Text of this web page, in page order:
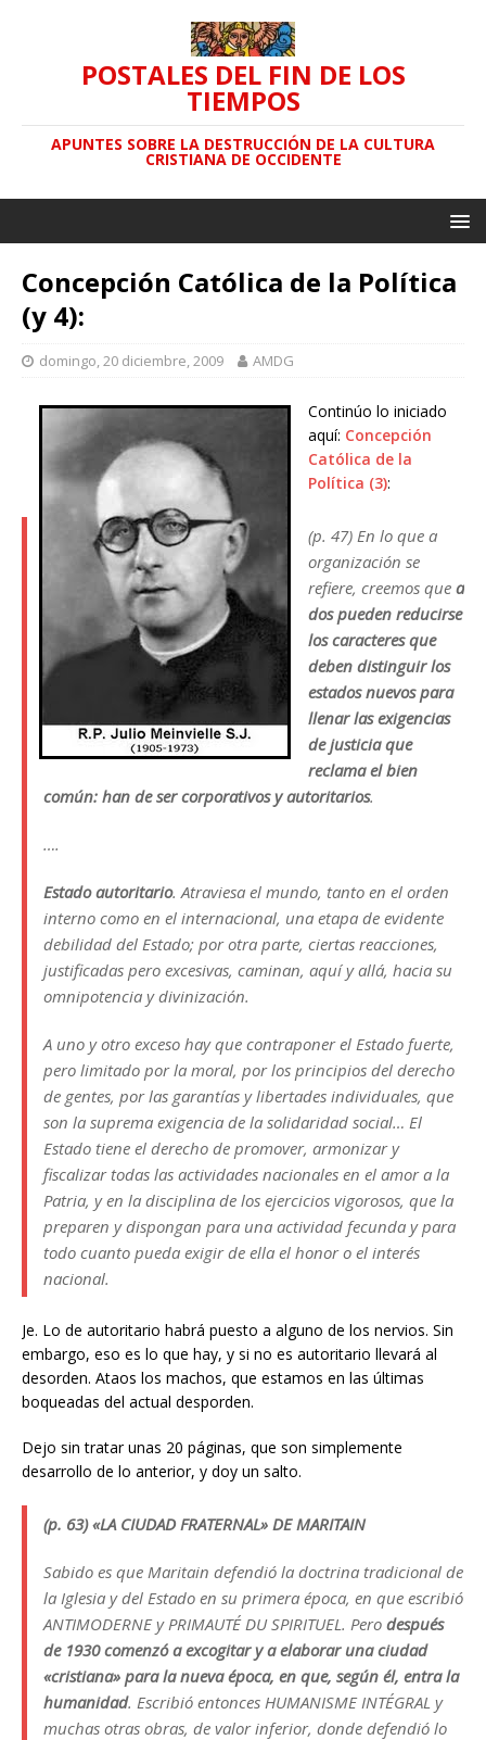
POSTALES DEL FIN DE LOS
TIEMPOS
APUNTES SOBRE LA DESTRUCCIÓN DE LA CULTURA
CRISTIANA DE OCCIDENTE
Concepción Católica de la Política
(y 4):
domingo, 20 diciembre, 2009 AMDG
Continúo lo iniciado
aquí: Concepción
Católica de la
Política (3):
(p. 47) En lo que a
organización se
refiere, creemos que a
dos pueden reducirse
los caracteres que
deben distinguir los
estados nuevos para
llenar las exigencias
de justicia que
reclama el bien
común: han de ser corporativos y autoritarios.
….
Estado autoritario. Atraviesa el mundo, tanto en el orden
interno como en el internacional, una etapa de evidente
debilidad del Estado; por otra parte, ciertas reacciones,
justificadas pero excesivas, caminan, aquí y allá, hacia su
omnipotencia y divinización.
A uno y otro exceso hay que contraponer el Estado fuerte,
pero limitado por la moral, por los principios del derecho
de gentes, por las garantías y libertades individuales, que
son la suprema exigencia de la solidaridad social… El
Estado tiene el derecho de promover, armonizar y
fiscalizar todas las actividades nacionales en el amor a la
Patria, y en la disciplina de los ejercicios vigorosos, que la
preparen y dispongan para una actividad fecunda y para
todo cuanto pueda exigir de ella el honor o el interés
nacional.
Je. Lo de autoritario habrá puesto a alguno de los nervios. Sin
embargo, eso es lo que hay, y si no es autoritario llevará al
desorden. Ataos los machos, que estamos en las últimas
boqueadas del actual desporden.
Dejo sin tratar unas 20 páginas, que son simplemente
desarrollo de lo anterior, y doy un salto.
(p. 63) «LA CIUDAD FRATERNAL» DE MARITAIN
Sabido es que Maritain defendió la doctrina tradicional de
la Iglesia y del Estado en su primera época, en que escribió
ANTIMODERNE y PRIMAUTÉ DU SPIRITUEL. Pero después
de 1930 comenzó a excogitar y a elaborar una ciudad
«cristiana» para la nueva época, en que, según él, entra la
humanidad. Escribió entonces HUMANISME INTÉGRAL y
muchas otras obras, de valor inferior, donde defendió lo